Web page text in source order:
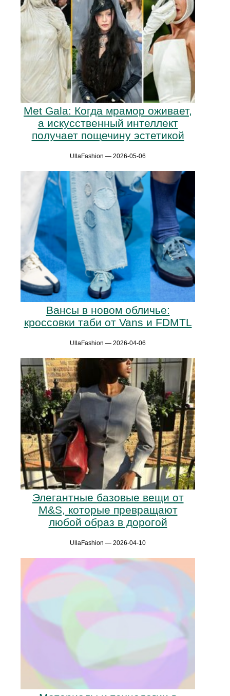
Met Gala: Когда мрамор оживает,
а искусственный интеллект
получает пощечину эстетикой
UllaFashion — 2026-05-06
Вансы в новом обличье:
кроссовки таби от Vans и FDMTL
UllaFashion — 2026-04-06
Элегантные базовые вещи от
M&S, которые превращают
любой образ в дорогой
UllaFashion — 2026-04-10